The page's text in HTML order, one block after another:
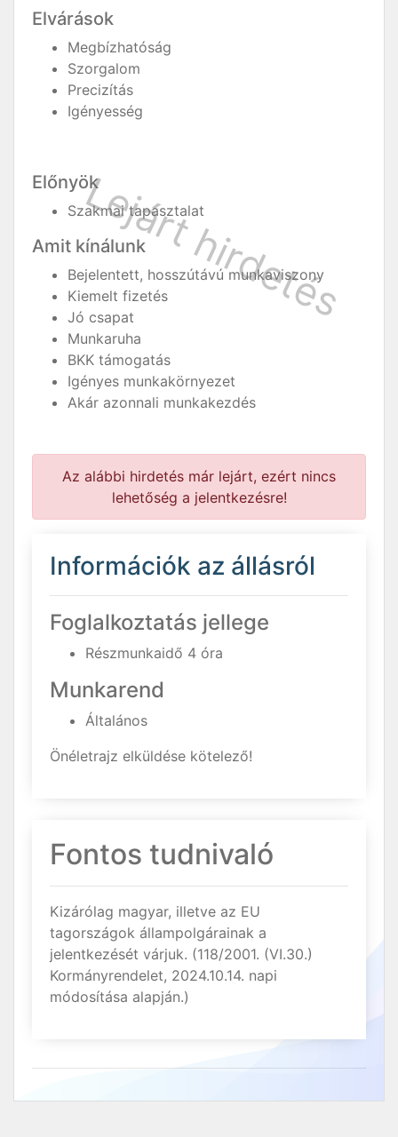
Elvárások
Megbízhatóság
Szorgalom
Precizítás
Igényesség
Előnyök
Szakmai tapasztalat
Amit kínálunk
Bejelentett, hosszútávú munkaviszony
Kiemelt fizetés
Jó csapat
Munkaruha
BKK támogatás
Igényes munkakörnyezet
Akár azonnali munkakezdés
Az alábbi hirdetés már lejárt, ezért nincs
lehetőség a jelentkezésre!
Információk az állásról
Foglalkoztatás jellege
Részmunkaidő 4 óra
Munkarend
Általános
Önéletrajz elküldése kötelező!
Fontos tudnivaló
Kizárólag magyar, illetve az EU
tagországok állampolgárainak a
jelentkezését várjuk. (118/2001. (VI.30.)
Kormányrendelet, 2024.10.14. napi
módosítása alapján.)